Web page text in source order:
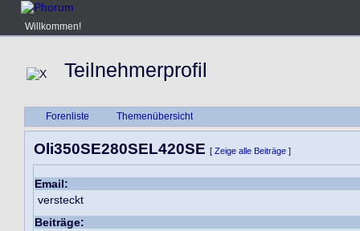
Willkommen!
Teilnehmerprofil
Forenliste Themenübersicht
Oli350SE280SEL420SE [ Zeige alle Beiträge ]
Email:
versteckt
Beiträge: